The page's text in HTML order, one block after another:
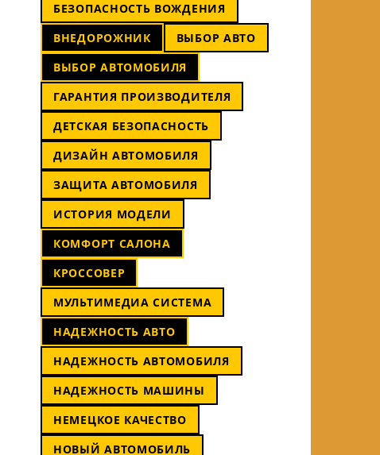
БЕЗОПАСНОСТЬ ВОЖДЕНИЯ
ВНЕДОРОЖНИК
ВЫБОР АВТО
ВЫБОР АВТОМОБИЛЯ
ГАРАНТИЯ ПРОИЗВОДИТЕЛЯ
ДЕТСКАЯ БЕЗОПАСНОСТЬ
ДИЗАЙН АВТОМОБИЛЯ
ЗАЩИТА АВТОМОБИЛЯ
ИСТОРИЯ МОДЕЛИ
КОМФОРТ САЛОНА
КРОССОВЕР
МУЛЬТИМЕДИА СИСТЕМА
НАДЕЖНОСТЬ АВТО
НАДЕЖНОСТЬ АВТОМОБИЛЯ
НАДЕЖНОСТЬ МАШИНЫ
НЕМЕЦКОЕ КАЧЕСТВО
НОВЫЙ АВТОМОБИЛЬ